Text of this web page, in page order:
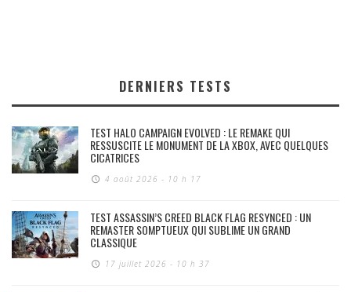
DERNIERS TESTS
TEST HALO CAMPAIGN EVOLVED : LE REMAKE QUI
RESSUSCITE LE MONUMENT DE LA XBOX, AVEC QUELQUES
CICATRICES
4 août 2026 - 10 h 17
TEST ASSASSIN’S CREED BLACK FLAG RESYNCED : UN
REMASTER SOMPTUEUX QUI SUBLIME UN GRAND
CLASSIQUE
17 juillet 2026 - 10 h 37